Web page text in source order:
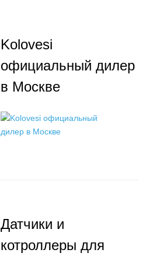
Kolovesi
официальный дилер
в Москве
Датчики и
котроллеры для